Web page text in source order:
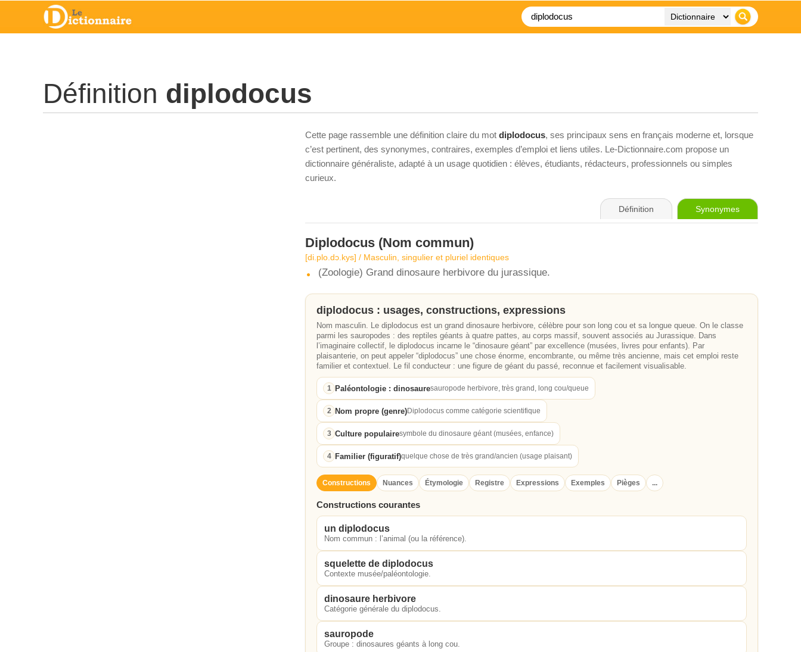
Définition diplodocus
Cette page rassemble une définition claire du mot diplodocus, ses principaux sens en français moderne et, lorsque
c’est pertinent, des synonymes, contraires, exemples d’emploi et liens utiles. Le-Dictionnaire.com propose un
dictionnaire généraliste, adapté à un usage quotidien : élèves, étudiants, rédacteurs, professionnels ou simples
curieux.
Définition Synonymes
Diplodocus (Nom commun)
[di.plo.dɔ.kys] / Masculin, singulier et pluriel identiques
(Zoologie) Grand dinosaure herbivore du jurassique.
diplodocus : usages, constructions, expressions
Nom masculin. Le diplodocus est un grand dinosaure herbivore, célèbre pour son long cou et sa longue queue. On le classe
parmi les sauropodes : des reptiles géants à quatre pattes, au corps massif, souvent associés au Jurassique. Dans
l’imaginaire collectif, le diplodocus incarne le “dinosaure géant” par excellence (musées, livres pour enfants). Par
plaisanterie, on peut appeler “diplodocus” une chose énorme, encombrante, ou même très ancienne, mais cet emploi reste
familier et contextuel. Le fil conducteur : une figure de géant du passé, reconnue et facilement visualisable.
1 Paléontologie : dinosauresauropode herbivore, très grand, long cou/queue
2 Nom propre (genre)Diplodocus comme catégorie scientifique
3 Culture populairesymbole du dinosaure géant (musées, enfance)
4 Familier (figuratif)quelque chose de très grand/ancien (usage plaisant)
Constructions Nuances Étymologie Registre Expressions Exemples Pièges ...
Constructions courantes
un diplodocus
Nom commun : l’animal (ou la référence).
squelette de diplodocus
Contexte musée/paléontologie.
dinosaure herbivore
Catégorie générale du diplodocus.
sauropode
Groupe : dinosaures géants à long cou.